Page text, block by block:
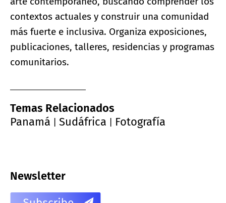
contextos actuales y construir una comunidad
más fuerte e inclusiva. Organiza exposiciones,
publicaciones, talleres, residencias y programas
comunitarios.
Temas Relacionados
Panamá
Sudáfrica Fotografía
Newsletter